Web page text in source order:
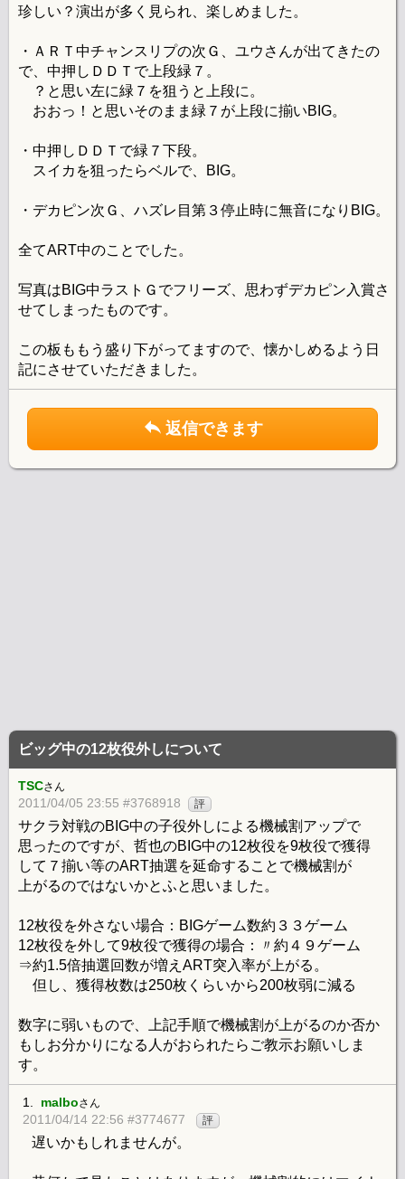
珍しい？演出が多く見られ、楽しめました。
・ＡＲＴ中チャンスリプの次Ｇ、ユウさんが出てきたの
で、中押しＤＤＴで上段緑７。
？と思い左に緑７を狙うと上段に。
おおっ！と思いそのまま緑７が上段に揃いBIG。
・中押しＤＤＴで緑７下段。
スイカを狙ったらベルで、BIG。
・デカピン次Ｇ、ハズレ目第３停止時に無音になりBIG。
全てART中のことでした。
写真はBIG中ラストＧでフリーズ、思わずデカピン入賞さ
せてしまったものです。
この板ももう盛り下がってますので、懐かしめるよう日
記にさせていただきました。
返信できます
ビッグ中の12枚役外しについて
TSCさん
2011/04/05 23:55 #3768918 評
サクラ対戦のBIG中の子役外しによる機械割アップで
思ったのですが、哲也のBIG中の12枚役を9枚役で獲得
して７揃い等のART抽選を延命することで機械割が
上がるのではないかとふと思いました。
12枚役を外さない場合：BIGゲーム数約３３ゲーム
12枚役を外して9枚役で獲得の場合：〃約４９ゲーム
⇒約1.5倍抽選回数が増えART突入率が上がる。
但し、獲得枚数は250枚くらいから200枚弱に減る
数字に弱いもので、上記手順で機械割が上がるのか否か
もしお分かりになる人がおられたらご教示お願いしま
す。
1. malboさん
2011/04/14 22:56 #3774677 評
遅いかもしれませんが。